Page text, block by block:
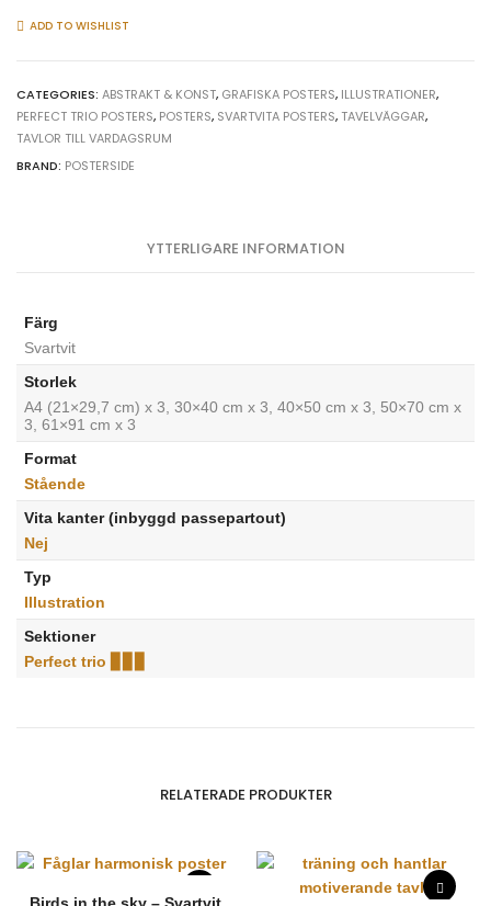
-
poster
set
quantity
ADD TO WISHLIST
CATEGORIES: ABSTRAKT & KONST, GRAFISKA POSTERS, ILLUSTRATIONER,
PERFECT TRIO POSTERS, POSTERS, SVARTVITA POSTERS, TAVELVÄGGAR,
TAVLOR TILL VARDAGSRUM
BRAND: POSTERSIDE
YTTERLIGARE INFORMATION
Färg
Svartvit
Storlek
A4 (21×29,7 cm) x 3, 30×40 cm x 3, 40×50 cm x 3, 50×70 cm x
3, 61×91 cm x 3
Format
Stående
Vita kanter (inbyggd passepartout)
Nej
Typ
Illustration
Sektioner
Perfect trio ▊▊▊
RELATERADE PRODUKTER